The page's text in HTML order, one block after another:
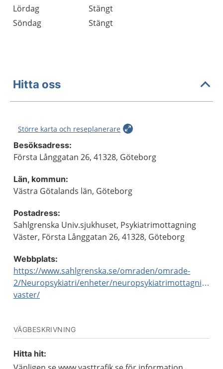
Lördag
Stängt
Söndag
Stängt
Hitta oss
Större karta och reseplanerare
Besöksadress:
Första Långgatan 26, 41328, Göteborg
Län, kommun:
Västra Götalands län, Göteborg
Postadress:
Sahlgrenska Univ.sjukhuset, Psykiatrimottagning
Väster, Första Långgatan 26, 41328, Göteborg
Webbplats:
https://www.sahlgrenska.se/omraden/omrade-
2/Neuropsykiatri/enheter/neuropsykiatrimottagning-
vaster/
VÄGBESKRIVNING
Hitta hit: